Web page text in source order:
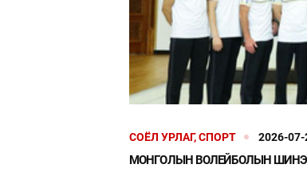
СОЁЛ УРЛАГ, СПОРТ 2026-07-
МОНГОЛЫН ВОЛЕЙБОЛЫН ШИНЭ